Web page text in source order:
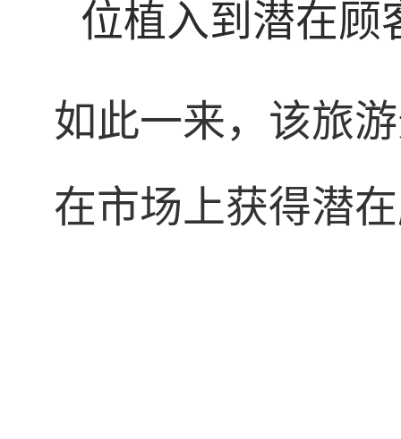
位植入到潜在顾
如此一来，该旅
在市场上获得潜